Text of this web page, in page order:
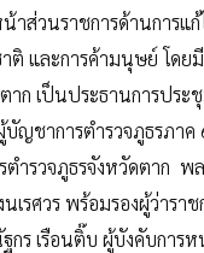
าส่วนราชการด้านการแ
ติ และการค้ามนุษย์ โด
าก เป็นประธานการปร
บัญชาการตำรวจภูธรภา
ตำรวจภูธรจังหวัดตาก พ
เรศวร พร้อมรองผู้ว่ารา
ร เรือนติ๊บ ผู้บังคับการห